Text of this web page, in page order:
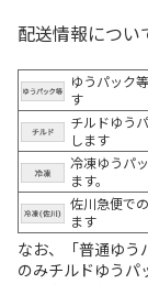
配送情報につい
ゆうパック
す
チルドゆう
します
冷凍ゆうパ
ます。
佐川急便で
ます
なお、「普通ゆう
のみチルドゆうパ